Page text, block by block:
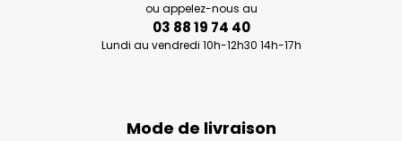
Mode de livraison
ou appelez-nous au
03 88 19 74 40
Lundi au vendredi 10h-12h30 14h-17h